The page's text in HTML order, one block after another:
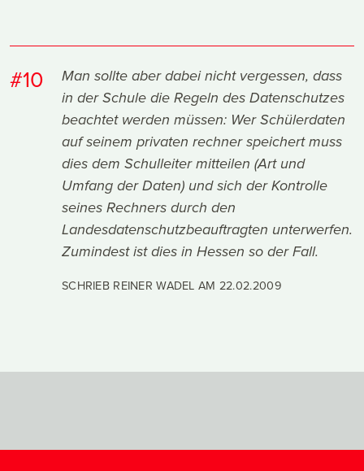
#10
Man sollte aber dabei nicht vergessen, dass
in der Schule die Regeln des Datenschutzes
beachtet werden müssen: Wer Schülerdaten
auf seinem privaten rechner speichert muss
dies dem Schulleiter mitteilen (Art und
Umfang der Daten) und sich der Kontrolle
seines Rechners durch den
Landesdatenschutzbeauftragten unterwerfen.
Zumindest ist dies in Hessen so der Fall.
SCHRIEB REINER WADEL AM 22.02.2009